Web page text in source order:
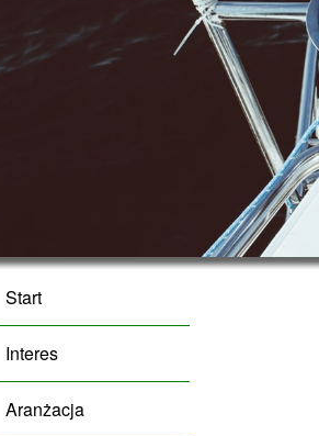
Start
Interes
Aranżacja